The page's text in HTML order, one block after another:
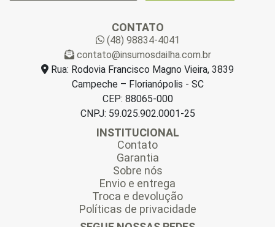
CONTATO
(48) 98834-4041
contato@insumosdailha.com.br
Rua: Rodovia Francisco Magno Vieira, 3839
Campeche – Florianópolis - SC
CEP: 88065-000
CNPJ: 59.025.902.0001-25
INSTITUCIONAL
Contato
Garantia
Sobre nós
Envio e entrega
Troca e devolução
Políticas de privacidade